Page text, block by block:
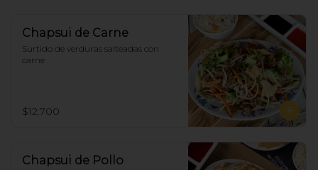
Chapsui de Carne
Surtido de verduras salteadas con
carne
$12.700
Chapsui de Pollo